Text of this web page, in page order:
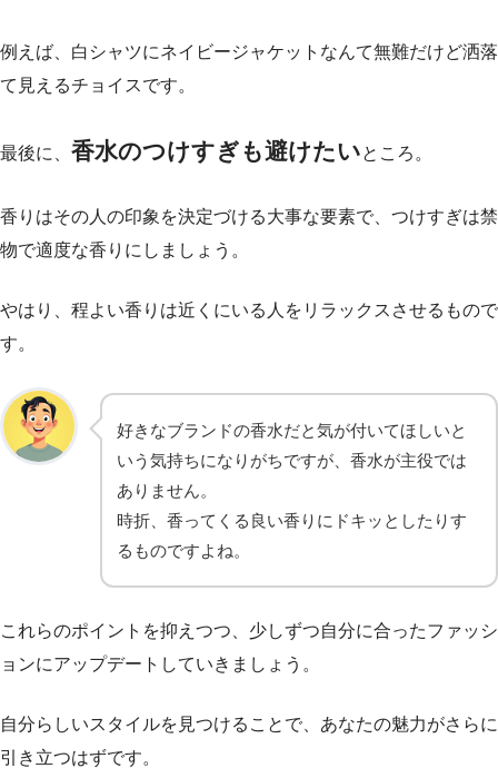
例えば、白シャツにネイビージャケットなんて無難だけど洒落
て見えるチョイスです。
最後に、 香水のつけすぎも避けたいところ。
香りはその人の印象を決定づける大事な要素で、つけすぎは禁
物で適度な香りにしましょう。
やはり、程よい香りは近くにいる人をリラックスさせるもので
す。
好きなブランドの香水だと気が付いてほしいと
いう気持ちになりがちですが、香水が主役では
ありません。
時折、香ってくる良い香りにドキッとしたりす
るものですよね。
これらのポイントを抑えつつ、少しずつ自分に合ったファッシ
ョンにアップデートしていきましょう。
自分らしいスタイルを見つけることで、あなたの魅力がさらに
引き立つはずです。